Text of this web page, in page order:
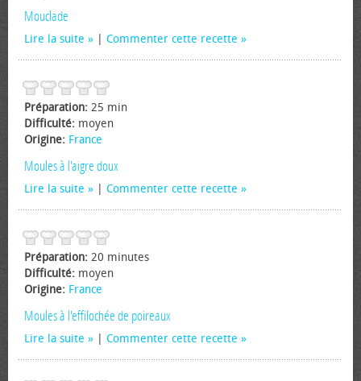
Mouclade
Lire la suite Commenter cette recette
Préparation: 25 min
Difficulté: moyen
Origine: France
Moules à l'aigre doux
Lire la suite Commenter cette recette
Préparation: 20 minutes
Difficulté: moyen
Origine: France
Moules à l'effilochée de poireaux
Lire la suite Commenter cette recette